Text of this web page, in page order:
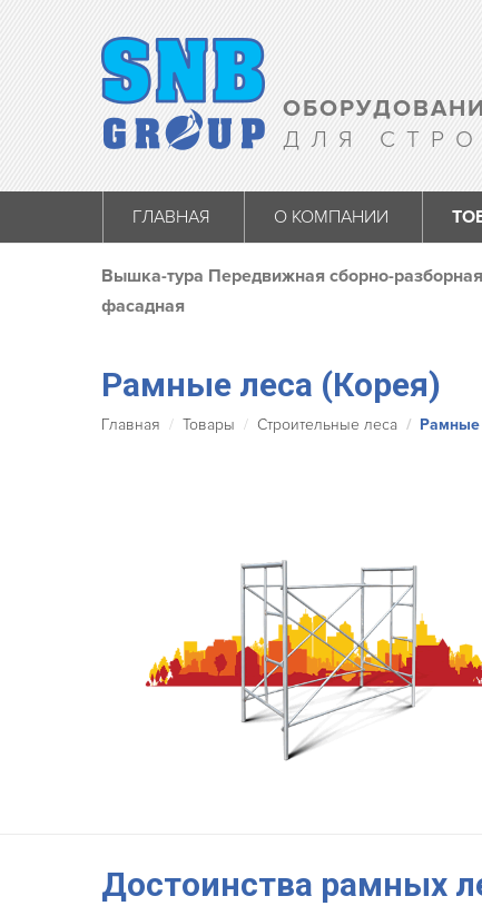
ДЛЯ
ГЛАВНАЯ О КОМПАНИИ
Вышка-тура Передвижная сборно-разборная
фасадная
Рамные леса (Корея)
Вы здесь:
Главная Товары Строительные леса Рамные
Достоинства рамных